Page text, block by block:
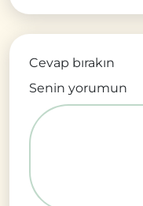
Cevap bırakın
Senin yorumun